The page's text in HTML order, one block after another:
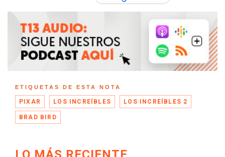
ETIQUETAS DE ESTA NOTA
PIXAR LOS INCREÍBLES LOS INCREÍBLES 2
BRAD BIRD